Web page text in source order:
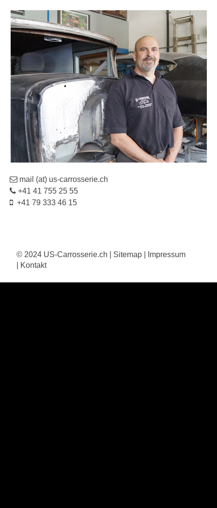
mail (at) us-carrosserie.ch
+41 41 755 25 55
+41 79 333 46 15
© 2024 US-Carrosserie.ch Sitemap
Impressum
Kontakt